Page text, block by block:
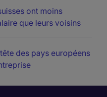
ont moins
que leurs voisins
des pays européens